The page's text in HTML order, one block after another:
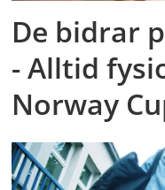
De bidrar
- Alltid
Norway